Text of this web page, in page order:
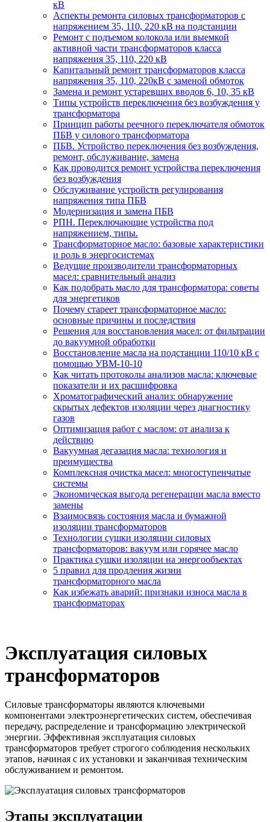
кВ
Аспекты ремонта силовых трансформаторов с
напряжением 35, 110, 220 кВ на подстанции
Ремонт с подъемом колокола или выемкой
активной части трансформаторов класса
напряжения 35, 110, 220 кВ
Капитальный ремонт трансформаторов класса
напряжения 35, 110, 220кВ с заменой обмоток
Замена и ремонт устаревших вводов 6, 10, 35 кВ
Типы устройств переключения без возбуждения у
трансформатора
Принцип работы реечного переключателя обмоток
ПБВ у силового трансформатора
ПБВ. Устройство переключения без возбуждения,
ремонт, обслуживание, замена
Как проводится ремонт устройства переключения
без возбуждения
Обслуживание устройств регулирования
напряжения типа ПБВ
Модернизация и замена ПБВ
РПН. Переключающие устройства под
напряжением, типы.
Трансформаторное масло: базовые характеристики
и роль в энергосистемах
Ведущие производители трансформаторных
масел: сравнительный анализ
Как подобрать масло для трансформатора: советы
для энергетиков
Почему стареет трансформаторное масло:
основные причины и последствия
Решения для восстановления масел: от фильтрации
до вакуумной обработки
Восстановление масла на подстанции 110/10 кВ с
помощью УВМ-10-10
Как читать протоколы анализов масла: ключевые
показатели и их расшифровка
Хроматографический анализ: обнаружение
скрытых дефектов изоляции через диагностику
газов
Оптимизация работ с маслом: от анализа к
действию
Вакуумная дегазация масла: технология и
преимущества
Комплексная очистка масел: многоступенчатые
системы
Экономическая выгода регенерации масла вместо
замены
Взаимосвязь состояния масла и бумажной
изоляции трансформаторов
Технологии сушки изоляции силовых
трансформаторов: вакуум или горячее масло
Практика сушки изоляции на энергообъектах
5 правил для продления жизни
трансформаторного масла
Как избежать аварий: признаки износа масла в
трансформаторах
Эксплуатация силовых
трансформаторов
Силовые трансформаторы являются ключевыми
компонентами электроэнергетических систем, обеспечивая
передачу, распределение и трансформацию электрической
энергии. Эффективная эксплуатация силовых
трансформаторов требует строгого соблюдения нескольких
этапов, начиная с их установки и заканчивая техническим
обслуживанием и ремонтом.
Этапы эксплуатации